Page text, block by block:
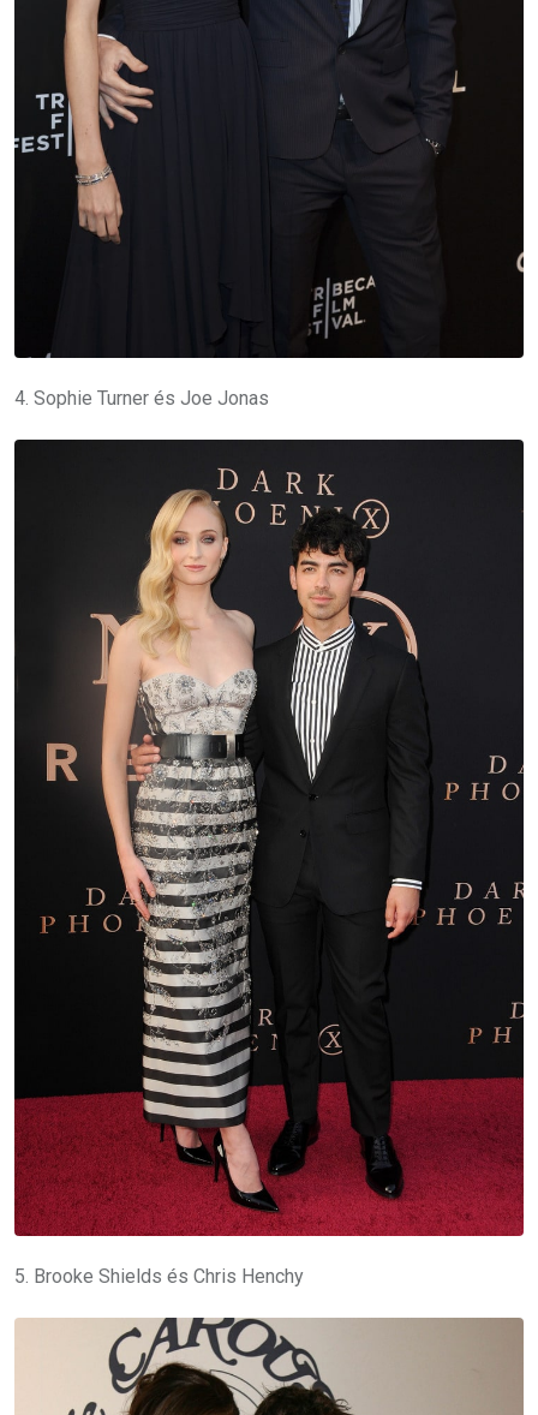
4. Sophie Turner és Joe Jonas
5. Brooke Shields és Chris Henchy